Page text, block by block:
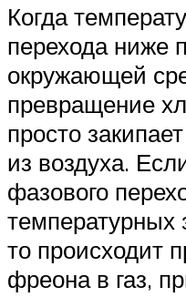
Когда
перехода ниже
окружающей
превращение
просто
из воздуха.
фазового
температурных
то происходит
фреона в газ,